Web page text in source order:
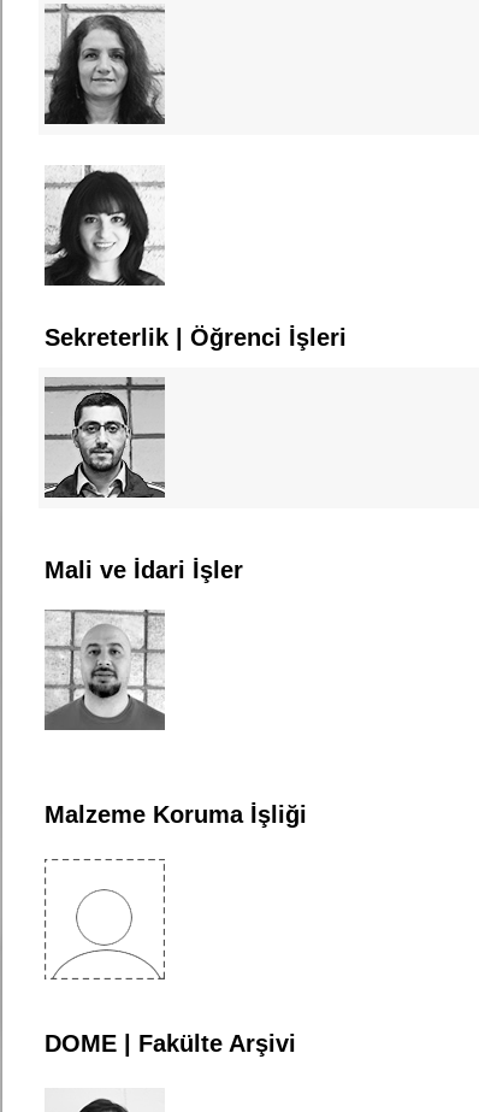
Sekreterlik | Öğrenci İşleri
Mali ve İdari İşler
Malzeme Koruma İşliği
DOME | Fakülte Arşivi